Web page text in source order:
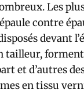
Les
contre
devant
tailleur,
et d’autres
en tissu